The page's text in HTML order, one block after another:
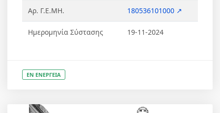
Αρ. Γ.Ε.ΜΗ. 180536101000 ↗
Ημερομηνία Σύστασης 19-11-2024
ΕΝ ΕΝΕΡΓΕΙΑ